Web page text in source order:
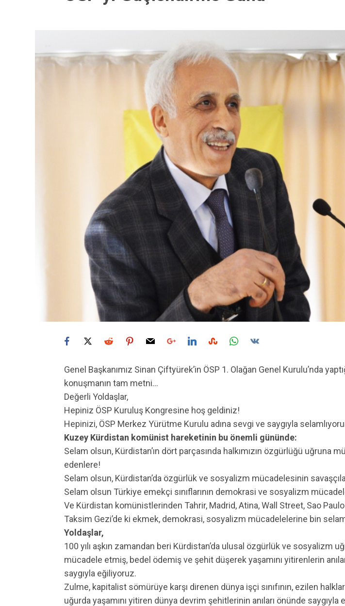
Genel Başkanımız Sinan Çiftyürek’in ÖSP 1. Olağan Genel Kurulu’nda
konuşmanın tam metni…
Değerli Yoldaşlar,
Hepiniz ÖSP Kuruluş Kongresine hoş geldiniz!
Hepinizi, ÖSP Merkez Yürütme Kurulu adına sevgi ve saygıyla
Kuzey Kürdistan komünist hareketinin bu önemli gününde:
Selam olsun, Kürdistan’ın dört parçasında halkımızın özgürlüğü uğruna
edenlere!
Selam olsun, Kürdistan’da özgürlük ve sosyalizm mücadelesinin
Selam olsun Türkiye emekçi sınıflarının demokrasi ve sosyalizm
Ve Kürdistan komünistlerinden Tahrir, Madrid, Atina, Wall Street, Sao
Taksim Gezi’de ki ekmek, demokrasi, sosyalizm mücadelelerine bin
Yoldaşlar,
100 yılı aşkın zamandan beri Kürdistan’da ulusal özgürlük ve sosyalizm
mücadele etmiş, bedel ödemiş ve şehit düşerek yaşamını yitirenlerin
saygıyla eğiliyoruz.
Zulme, kapitalist sömürüye karşı direnen dünya işçi sınıfının, ezilen
uğurda yaşamını yitiren dünya devrim şehitlerinin anıları önünde saygıyla